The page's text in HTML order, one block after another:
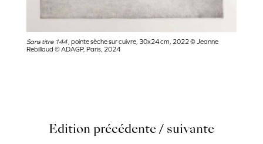
Sans titre 144 , pointe sèche sur cuivre, 30x24 cm, 2022 © Jeanne
Rebillaud © ADAGP, Paris, 2024
Edition précédente / suivante